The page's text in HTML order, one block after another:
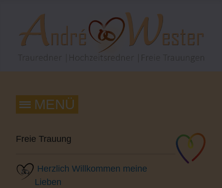
Freie Trauung
Herzlich Willkommen meine
Lieben